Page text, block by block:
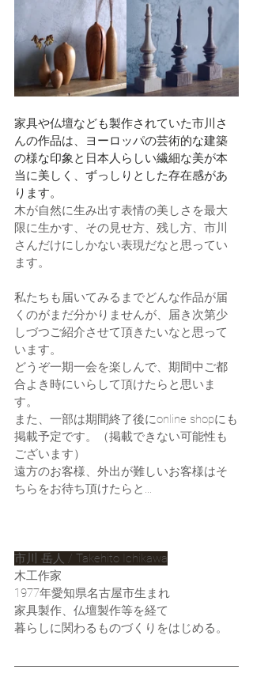
家具や仏壇なども製作されていた市川さ
んの作品は、ヨーロッパの芸術的な建築
の様な印象と日本人らしい繊細な美が本
当に美しく、ずっしりとした存在感があ
ります。
木が自然に生み出す表情の美しさを最大
限に生かす、その見せ方、残し方、市川
さんだけにしかない表現だなと思ってい
ます。
私たちも届いてみるまでどんな作品が届
くのがまだ分かりませんが、届き次第少
しづつご紹介させて頂きたいなと思って
います。
どうぞ一期一会を楽しんで、期間中ご都
合よき時にいらして頂けたらと思いま
す。
また、一部は期間終了後にonline shopにも
掲載予定です。（掲載できない可能性も
ございます）
遠方のお客様、外出が難しいお客様はそ
ちらをお待ち頂けたらと...
市川 岳人 / Takehito Ichikawa
木工作家
1977年愛知県名古屋市生まれ
家具製作、仏壇製作等を経て
暮らしに関わるものづくりをはじめる。